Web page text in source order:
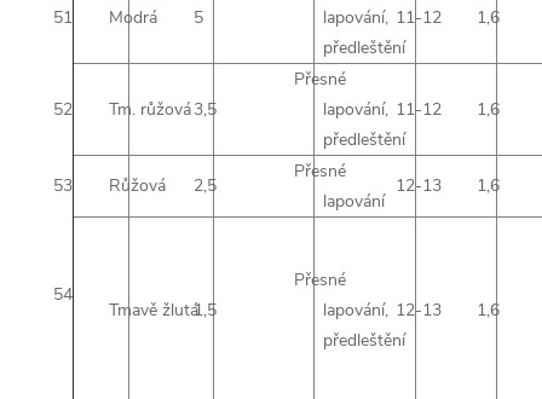
51 Modrá 5
lapování,
předleštění
11-12 1,6
52 Tm. růžová3,5
Přesné
lapování,
předleštění
11-12 1,6
53 Růžová 2,5
Přesné
lapování
12-13 1,6
54
Tmavě žlutá1,5
Přesné
lapování,
předleštění
12-13 1,6